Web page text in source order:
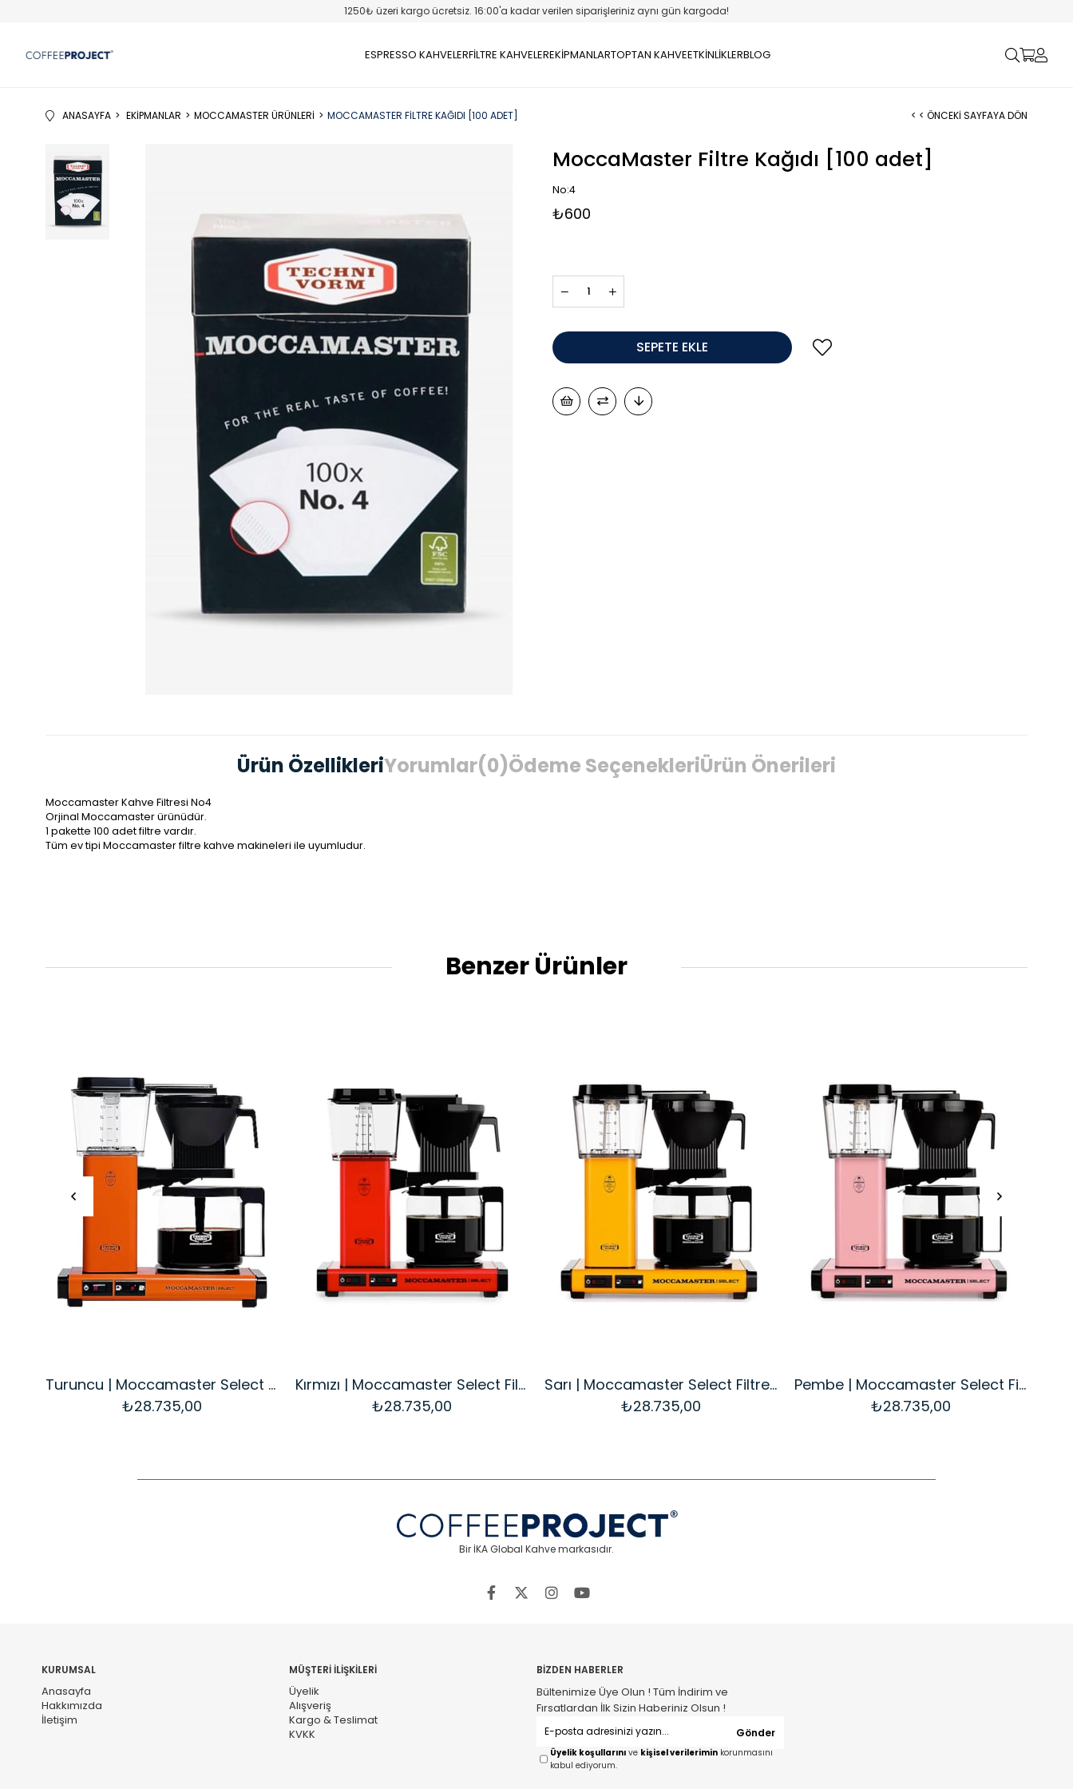
1250₺ üzeri kargo ücretsiz. 16:00'a kadar verilen siparişleriniz aynı gün kargoda!
ESPRESSO KAHVELERFİLTRE KAHVELEREKİPMANLARTOPTAN KAHVEETKİNLİKLERBLOG
ANASAYFA EKIPMANLAR MOCCAMASTER ÜRÜNLERI MOCCAMASTER FILTRE KAĞIDI [100 ADET] < < ÖNCEKI SAYFAYA DÖN
MoccaMaster Filtre Kağıdı [100 adet]
No:4
₺600
Ürün ÖzellikleriYorumlar(0)Ödeme SeçenekleriÜrün Önerileri
Moccamaster Kahve Filtresi No4
Orjinal Moccamaster ürünüdür.
1 pakette 100 adet filtre vardır.
Tüm ev tipi Moccamaster filtre kahve makineleri ile uyumludur.
Benzer Ürünler
Turuncu | Moccamaster Select Filtre Kahve Makinesi Cam Potlu
₺28.735,00
Kırmızı | Moccamaster Select Filtre Kahve Makinesi Cam Potlu
₺28.735,00
Sarı | Moccamaster Select Filtre Kahve Makinesi Cam Potlu
₺28.735,00
Pembe | Moccamaster Select Filtre Kahve Makinesi Cam Potlu
₺28.735,00
Bir İKA Global Kahve markasıdır.
KURUMSAL
Anasayfa
Hakkımızda
İletişim
MÜŞTERİ İLİŞKİLERİ
Üyelik
Alışveriş
Kargo & Teslimat
KVKK
BİZDEN HABERLER
Bültenimize Üye Olun ! Tüm İndirim ve
Fırsatlardan İlk Sizin Haberiniz Olsun !
Gönder
Üyelik koşullarını ve kişisel verilerimin korunmasını
kabul ediyorum.